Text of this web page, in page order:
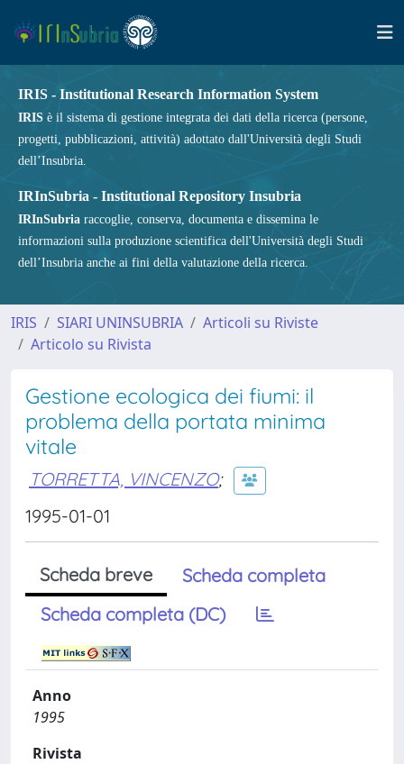
IRIS - Institutional Research Information System
IRIS è il sistema di gestione integrata dei dati della ricerca (persone,
progetti, pubblicazioni, attività) adottato dall'Università degli Studi
dell’Insubria.
IRInSubria - Institutional Repository Insubria
IRInSubria raccoglie, conserva, documenta e dissemina le
informazioni sulla produzione scientifica dell'Università degli Studi
dell’Insubria anche ai fini della valutazione della ricerca.
IRIS SIARI UNINSUBRIA
Articoli su Riviste
Articolo su Rivista
Gestione ecologica dei fiumi: il
problema della portata minima
vitale
TORRETTA, VINCENZO;
1995-01-01
Scheda breve
Scheda completa
Scheda completa (DC)
Anno
1995
Rivista